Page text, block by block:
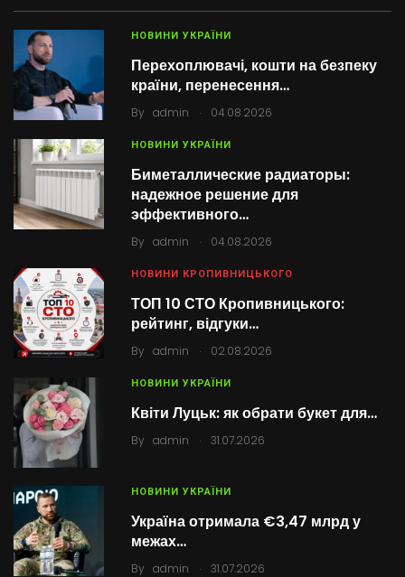
НОВИНИ УКРАЇНИ
Перехоплювачі, кошти на безпеку
країни, перенесення…
By admin . 04.08.2026
НОВИНИ УКРАЇНИ
Биметаллические радиаторы:
надежное решение для
эффективного…
By admin . 04.08.2026
НОВИНИ КРОПИВНИЦЬКОГО
ТОП 10 СТО Кропивницького:
рейтинг, відгуки…
By admin . 02.08.2026
НОВИНИ УКРАЇНИ
Квіти Луцьк: як обрати букет для…
By admin . 31.07.2026
НОВИНИ УКРАЇНИ
Україна отримала €3,47 млрд у
межах…
By admin . 31.07.2026